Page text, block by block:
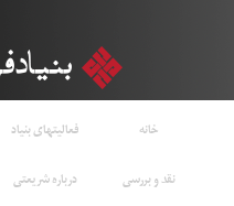
خانه فعالیتهای بنیاد
نقد و بررسی
درباره شریعتی